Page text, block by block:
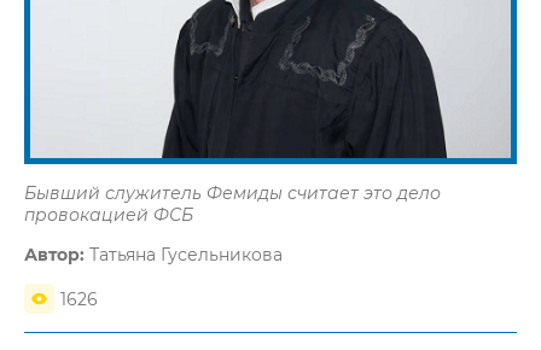
Бывший служитель Фемиды считает это дело
провокацией ФСБ
Автор: Татьяна Гусельникова
1626